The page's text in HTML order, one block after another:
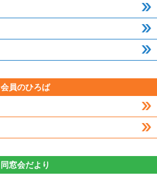
会員のひろば
同窓会だより